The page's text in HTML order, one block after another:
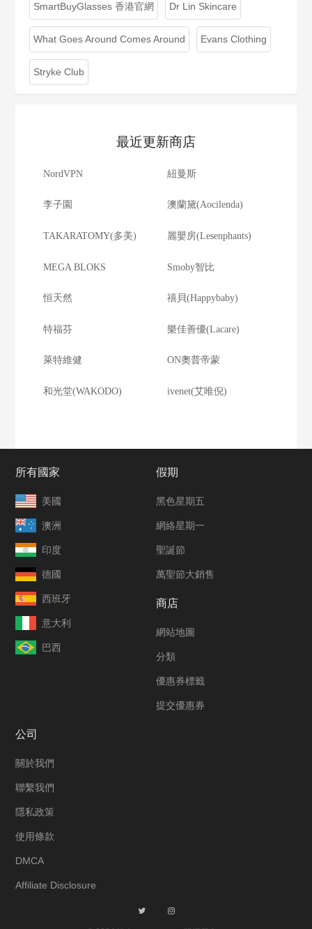
SmartBuyGlasses 香港官網 Dr Lin Skincare
What Goes Around Comes Around Evans Clothing
Stryke Club
最近更新商店
NordVPN 紐曼斯
李子園 澳蘭黛(Aocilenda)
TAKARATOMY(多美) 麗嬰房(Lesenphants)
MEGA BLOKS Smoby智比
恒天然 禧貝(Happybaby)
特福芬 樂佳善優(Lacare)
萊特維健 ON奧普帝蒙
和光堂(WAKODO) ivenet(艾唯倪)
所有國家
美國
澳洲
印度
德國
西班牙
意大利
巴西
假期
黑色星期五
網絡星期一
聖誕節
萬聖節大銷售
商店
網站地圖
分類
優惠券標籤
提交優惠券
公司
關於我們
聯繫我們
隱私政策
使用條款
DMCA
Affiliate Disclosure